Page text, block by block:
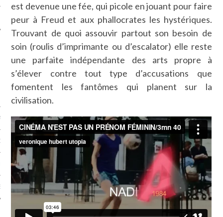
CARAVELLE
PODCAST
est devenue une fée, qui picole en jouant pour faire
peur à Freud et aux phallocrates les hystériques.
Trouvant de quoi assouvir partout son besoin de
soin (roulis d’imprimante ou d’escalator) elle reste
une parfaite indépendante des arts propre à
s’élever contre tout type d’accusations que
fomentent les fantômes qui planent sur la
civilisation.